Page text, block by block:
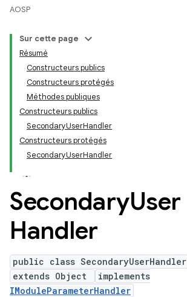
AOSP
Sur cette page
Résumé
Constructeurs publics
Constructeurs protégés
Méthodes publiques
Constructeurs publics
SecondaryUserHandler
Constructeurs protégés
SecondaryUserHandler
SecondaryUser
Handler
public class SecondaryUserHandler
extends Object
implements
IModuleParameterHandler